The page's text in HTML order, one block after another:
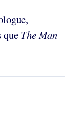
que The Man